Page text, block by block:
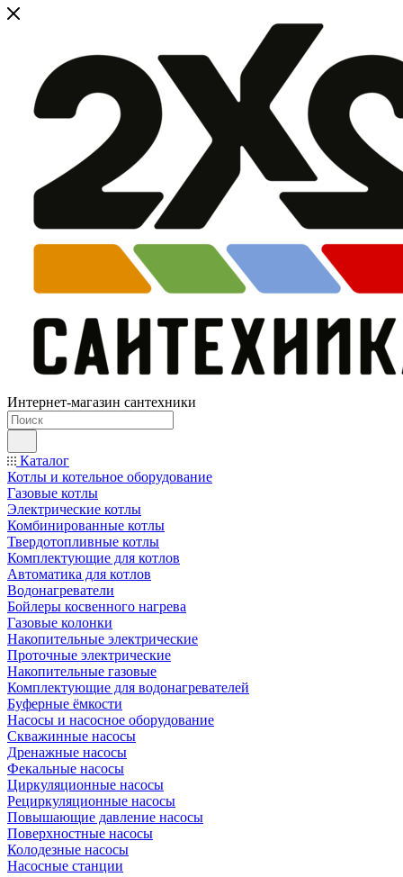
Интернет-магазин сантехники
Каталог
Котлы и котельное оборудование
Газовые котлы
Электрические котлы
Комбинированные котлы
Твердотопливные котлы
Комплектующие для котлов
Автоматика для котлов
Водонагреватели
Бойлеры косвенного нагрева
Газовые колонки
Накопительные электрические
Проточные электрические
Накопительные газовые
Комплектующие для водонагревателей
Буферные ёмкости
Насосы и насосное оборудование
Скважинные насосы
Дренажные насосы
Фекальные насосы
Циркуляционные насосы
Рециркуляционные насосы
Повышающие давление насосы
Поверхностные насосы
Колодезные насосы
Насосные станции